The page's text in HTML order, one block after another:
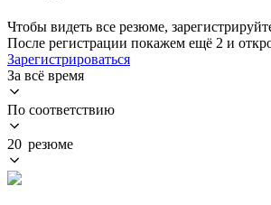
Чтобы видеть все резюме,
После регистрации покажем ещё 2 и
Зарегистрироваться
За всё время
По соответствию
20 резюме